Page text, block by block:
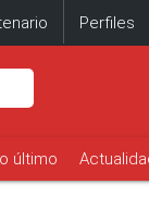
Perfiles
último